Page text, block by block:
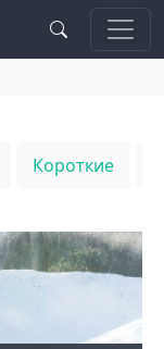
Короткие